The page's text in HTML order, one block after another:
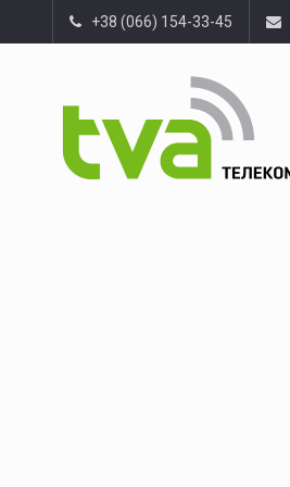
+38 (066) 154-33-45